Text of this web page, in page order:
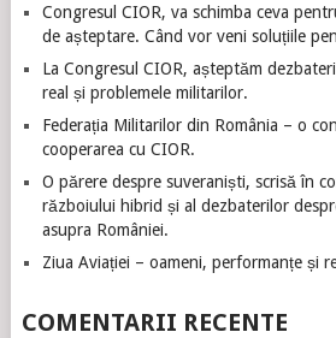
Congresul CIOR, va schimba ceva
de așteptare. Când vor veni soluțiile
La Congresul CIOR, așteptăm
real și problemele militarilor.
Federația Militarilor din România – o
cooperarea cu CIOR.
O părere despre suveraniști, scrisă în
războiului hibrid și al dezbaterilor
asupra României.
Ziua Aviației – oameni, performanțe și
COMENTARII RECENTE